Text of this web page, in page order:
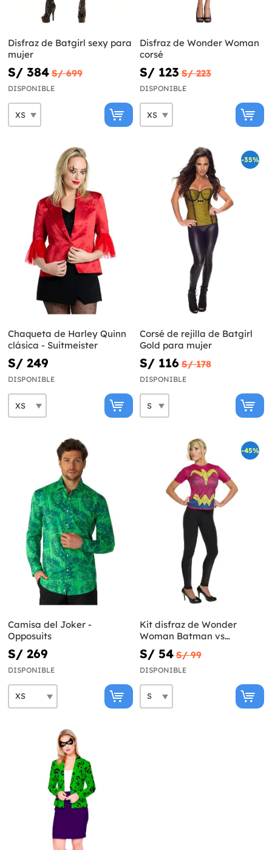
Disfraz de Batgirl sexy para
mujer
S/ 384 S/ 699
DISPONIBLE
Disfraz de Wonder Woman
corsé
S/ 123 S/ 223
DISPONIBLE
Chaqueta de Harley Quinn
clásica - Suitmeister
S/ 249
DISPONIBLE
-35%
Corsé de rejilla de Batgirl
Gold para mujer
S/ 116 S/ 178
DISPONIBLE
Camisa del Joker -
Opposuits
S/ 269
DISPONIBLE
-45%
Kit disfraz de Wonder
Woman Batman vs
Superman para mujer
S/ 54 S/ 99
DISPONIBLE